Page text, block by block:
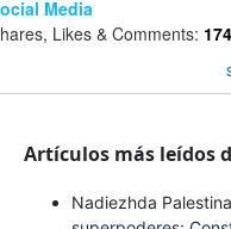
Media
Likes & Comments: 174
Artículos más leídos
Nadiezhda